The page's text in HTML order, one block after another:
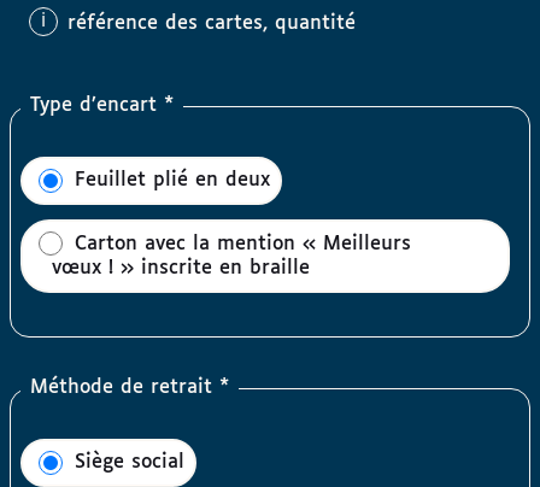
référence des cartes, quantité
Type d’encart *
Feuillet plié en deux
vœux ! » inscrite en braille
Méthode de retrait *
Siège social